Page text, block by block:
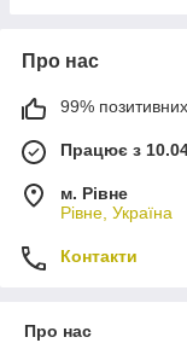
Про нас
99% позитивних
Працює з
м. Рівне
Рівне, Україна
Контакти
Про нас